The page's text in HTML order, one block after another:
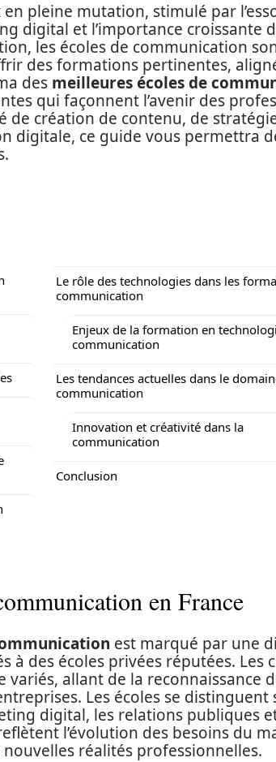
pleine mutation, stimulé par
digital et l’importance croissante
les écoles de communication
des formations pertinentes,
des meilleures écoles de
qui façonnent l’avenir des
de création de contenu, de
digitale, ce guide vous permettra
Le rôle des technologies dans les
communication
Enjeux de la formation en
communication
Les tendances actuelles dans le
communication
Innovation et créativité dans la
communication
Conclusion
en France
est marqué par une
à des écoles privées réputées. Les
allant de la reconnaissance
Les écoles se distinguent
digital, les relations publiques
l’évolution des besoins du
réalités professionnelles.